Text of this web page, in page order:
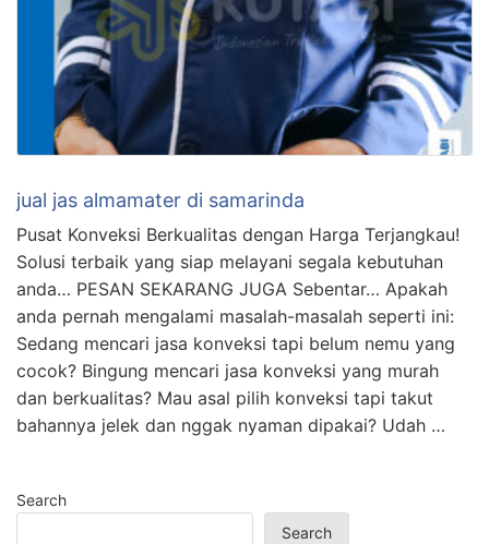
jual jas almamater di samarinda
Pusat Konveksi Berkualitas dengan Harga Terjangkau!
Solusi terbaik yang siap melayani segala kebutuhan
anda… PESAN SEKARANG JUGA Sebentar… Apakah
anda pernah mengalami masalah-masalah seperti ini:
Sedang mencari jasa konveksi tapi belum nemu yang
cocok? Bingung mencari jasa konveksi yang murah
dan berkualitas? Mau asal pilih konveksi tapi takut
bahannya jelek dan nggak nyaman dipakai? Udah …
Search
Search